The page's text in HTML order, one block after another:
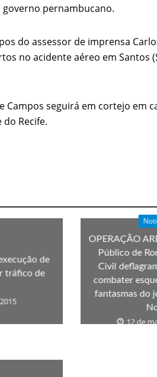
de apocalipse
governo pernambucano.
do assessor de imprensa
no acidente aéreo em Santos
Campos seguirá em cortejo em
Recife.
de
tráfico de
OPERAÇÃO
Público de
Civil
combater
fantasmas do
12 de